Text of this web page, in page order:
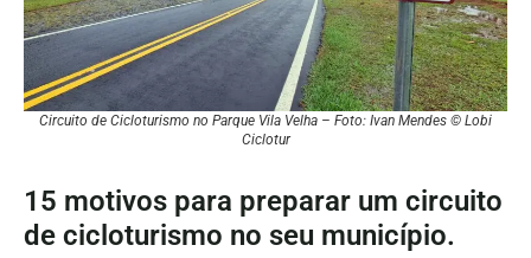
Circuito de Cicloturismo no Parque Vila Velha – Foto: Ivan Mendes © Lobi
Ciclotur
15 motivos para preparar um circuito
de cicloturismo no seu município.